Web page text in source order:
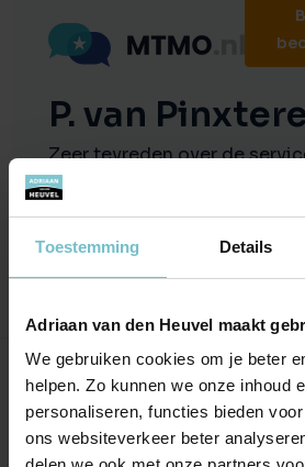
Toestemming Details
Adriaan van den Heuvel maakt
We gebruiken cookies om je beter
helpen. Zo kunnen we onze inhoud
personaliseren, functies bieden
ons websiteverkeer beter
P. van
Zeer tevreden over de
kent de markt en weet
heeft. Duidelijke uitleg en
Onze kantoren
Helmond